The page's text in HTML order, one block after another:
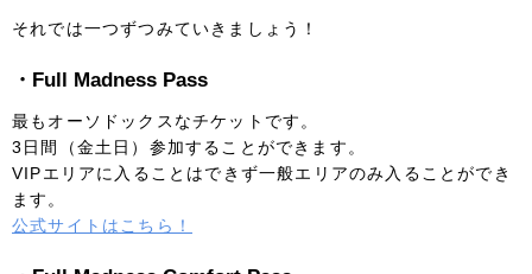
それでは一つずつみていきましょう！
・Full Madness Pass
最もオーソドックスなチケットです。
3日間（金土日）参加することができます。
VIPエリアに入ることはできず一般エリアのみ入ることができ
ます。
公式サイトはこちら！